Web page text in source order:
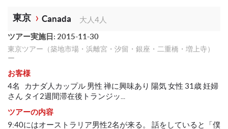
東京 Canada
大人4人
ツアー実施日: 2015-11-30
東京ツアー（築地市場・浜離宮・汐留・銀座・二重橋・増上寺）
ー
お客様
4名 カナダ人カップル 男性 禅に興味あり 陽気 女性 31歳 妊婦
さん タイ2週間滞在後トランジッ...
ツアーの内容
9:40にはオーストラリア男性2名が来る。 話をしていると「僕